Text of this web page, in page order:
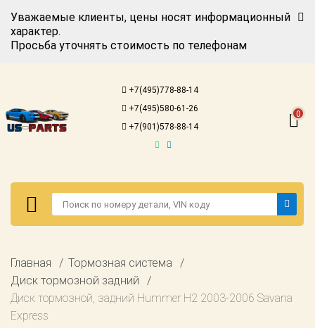
Уважаемые клиенты, цены носят информационный
характер.
Просьба уточнять стоимость по телефонам
+7(495)778-88-14
+7(495)580-61-26
+7(901)578-88-14
0
Авторизация
американских
автомобилей
запросу
техобслуживание
Доставка
Регистрация
американских
Главная
Тормозная система
Диск тормозной задний
Диск тормозной, задний Hummer H2 2003-2006 Savana
Express